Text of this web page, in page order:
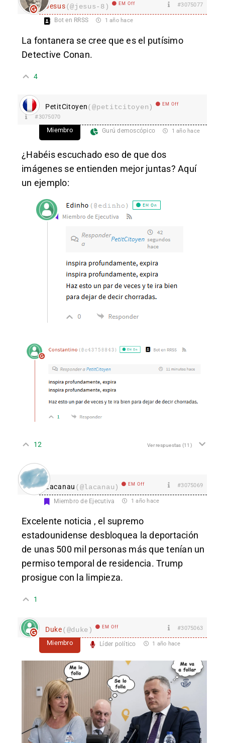
Jesus(@jesus-8) EM Off #3075077
Bot en RRSS 1 año hace
La fontanera se cree que es el putísimo
Detective Conan.
4
PetitCitoyen(@petitcitoyen) EM Off
#3075070
Miembro Gurú demoscópico 1 año hace
¿Habéis escuchado eso de que dos
imágenes se entienden mejor juntas? Aquí
un ejemplo:
12 Ver respuestas (11)
Lacanau (@lacanau) EM Off #3075069
Miembro de Ejecutiva 1 año hace
Excelente noticia , el supremo
estadounidense desbloquea la deportación
de unas 500 mil personas más que tenían un
permiso temporal de residencia. Trump
prosigue con la limpieza.
1
Duke(@duke) EM Off #3075063
Miembro Líder político 1 año hace